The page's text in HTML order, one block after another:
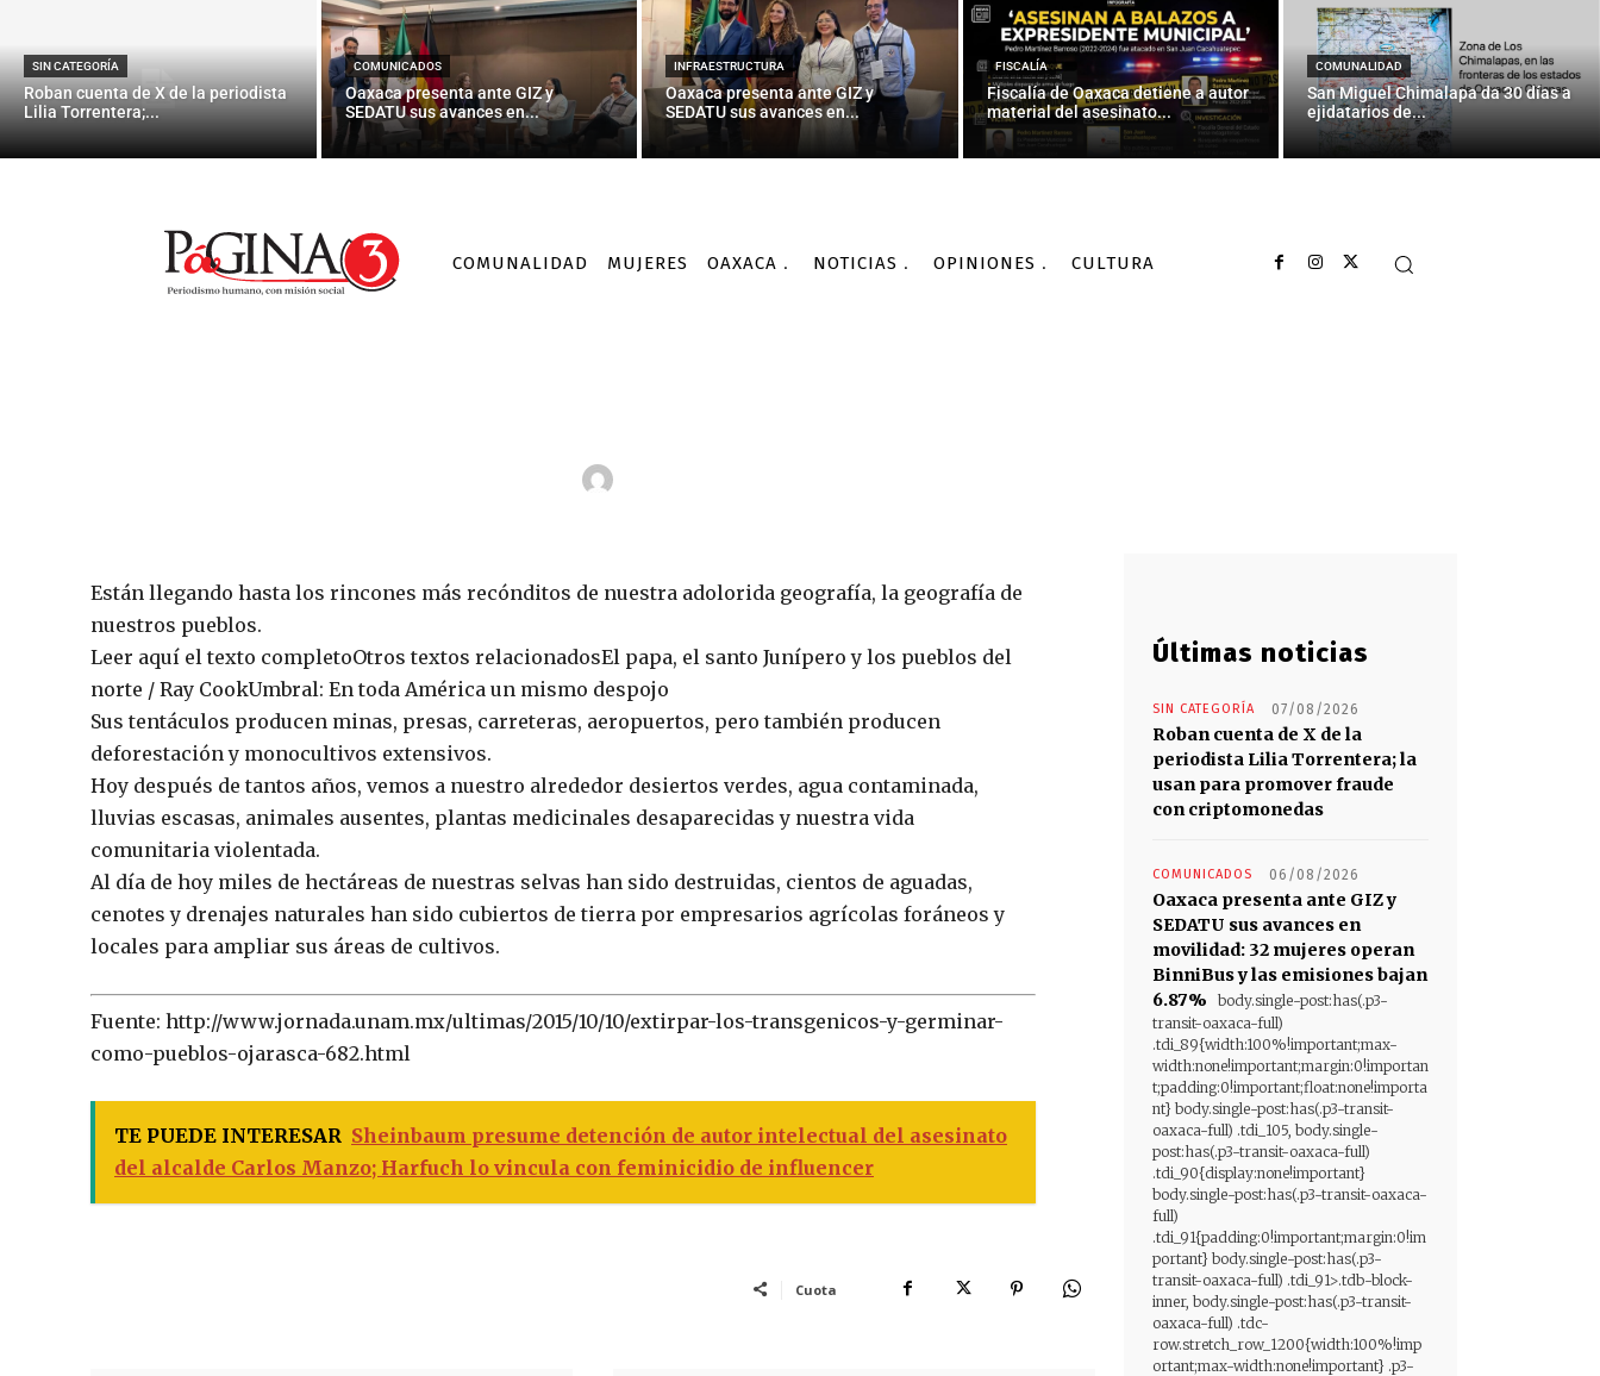
SIN CATEGORÍA
Roban cuenta de X de la periodista
Lilia Torrentera;...
COMUNICADOS
Oaxaca presenta ante GIZ y
SEDATU sus avances en...
INFRAESTRUCTURA
Oaxaca presenta ante GIZ y
SEDATU sus avances en...
FISCALÍA
Fiscalía de Oaxaca detiene a autor
material del asesinato...
COMUNALIDAD
San Miguel Chimalapa da 30 días a
ejidatarios de...
COMUNALIDAD MUJERES OAXACA NOTICIAS OPINIONES CULTURA
Están llegando hasta los rincones más recónditos de nuestra adolorida geografía, la geografía de
nuestros pueblos.
Leer aquí el texto completoOtros textos relacionadosEl papa, el santo Junípero y los pueblos del
norte / Ray CookUmbral: En toda América un mismo despojo
Sus tentáculos producen minas, presas, carreteras, aeropuertos, pero también producen
deforestación y monocultivos extensivos.
Hoy después de tantos años, vemos a nuestro alrededor desiertos verdes, agua contaminada,
lluvias escasas, animales ausentes, plantas medicinales desaparecidas y nuestra vida
comunitaria violentada.
Al día de hoy miles de hectáreas de nuestras selvas han sido destruidas, cientos de aguadas,
cenotes y drenajes naturales han sido cubiertos de tierra por empresarios agrícolas foráneos y
locales para ampliar sus áreas de cultivos.
Fuente: http://www.jornada.unam.mx/ultimas/2015/10/10/extirpar-los-transgenicos-y-germinar-
como-pueblos-ojarasca-682.html
TE PUEDE INTERESAR Sheinbaum presume detención de autor intelectual del asesinato
del alcalde Carlos Manzo; Harfuch lo vincula con feminicidio de influencer
Cuota
Últimas noticias
SIN CATEGORÍA 07/08/2026
Roban cuenta de X de la
periodista Lilia Torrentera; la
usan para promover fraude
con criptomonedas
COMUNICADOS 06/08/2026
Oaxaca presenta ante GIZ y
SEDATU sus avances en
movilidad: 32 mujeres operan
BinniBus y las emisiones bajan
6.87%
body.single-post:has(.p3-
transit-oaxaca-full)
.tdi_89{width:100%!important;max-
width:none!important;margin:0!importan
t;padding:0!important;float:none!importa
nt} body.single-post:has(.p3-transit-
oaxaca-full) .tdi_105, body.single-
post:has(.p3-transit-oaxaca-full)
.tdi_90{display:none!important}
body.single-post:has(.p3-transit-oaxaca-
full)
.tdi_91{padding:0!important;margin:0!im
portant} body.single-post:has(.p3-
transit-oaxaca-full) .tdi_91>.tdb-block-
inner, body.single-post:has(.p3-transit-
oaxaca-full) .tdc-
row.stretch_row_1200{width:100%!imp
ortant;max-width:none!important} .p3-